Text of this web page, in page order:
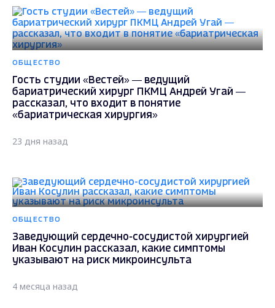
ОБЩЕСТВО
Гость студии «Вестей» — ведущий
бариатрический хирург ПКМЦ Андрей Угай —
рассказал, что входит в понятие
«бариатрическая хирургия»
23 дня назад
ОБЩЕСТВО
Заведующий сердечно-сосудистой хирургией
Иван Косулин рассказал, какие симптомы
указывают на риск микроинсульта
4 месяца назад